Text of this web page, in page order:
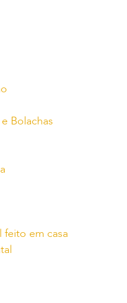
Bolachas
feito em casa